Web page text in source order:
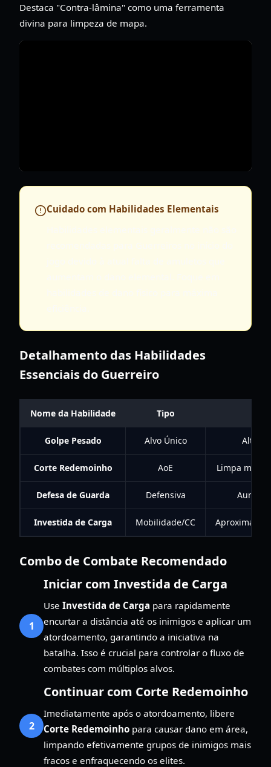
Destaca "Contra-lâmina" como uma ferramenta
divina para limpeza de mapa.
Cuidado com Habilidades Elementais
Detalhamento das Habilidades
Essenciais do Guerreiro
Nome da Habilidade Tipo
Golpe Pesado Alvo Único Alto
Corte Redemoinho AoE Limpa
Defesa de Guarda Defensiva
Investida de Carga Mobilidade/CC Aproxima-se
Combo de Combate Recomendado
1
Iniciar com Investida de Carga
Use Investida de Carga para rapidamente
encurtar a distância até os inimigos e aplicar um
atordoamento, garantindo a iniciativa na
batalha. Isso é crucial para controlar o fluxo de
combates com múltiplos alvos.
2
Continuar com Corte Redemoinho
Imediatamente após o atordoamento, libere
Corte Redemoinho para causar dano em área,
limpando efetivamente grupos de inimigos mais
fracos e enfraquecendo os elites.